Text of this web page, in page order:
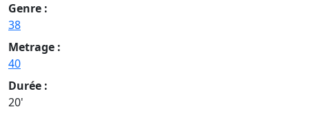
Genre :
38
Metrage :
40
Durée :
20'